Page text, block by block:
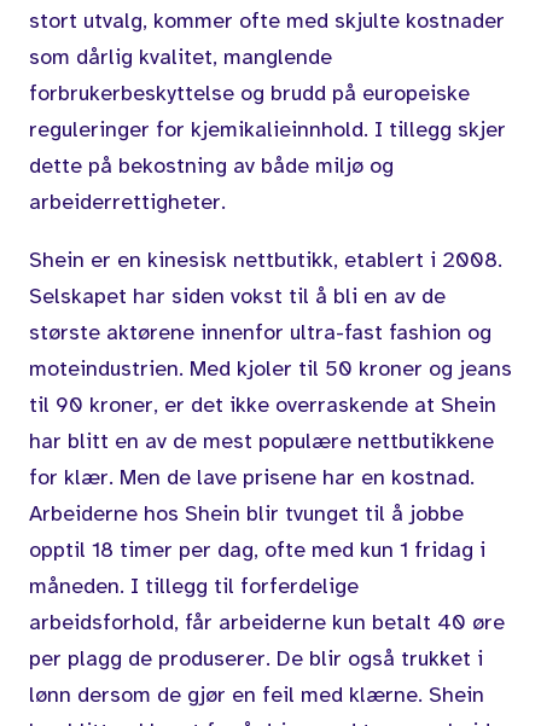
stort utvalg, kommer ofte med skjulte kostnader
som dårlig kvalitet, manglende
forbrukerbeskyttelse og brudd på europeiske
reguleringer for kjemikalieinnhold. I tillegg skjer
dette på bekostning av både miljø og
arbeiderrettigheter.
Shein er en kinesisk nettbutikk, etablert i 2008.
Selskapet har siden vokst til å bli en av de
største aktørene innenfor ultra-fast fashion og
moteindustrien. Med kjoler til 50 kroner og jeans
til 90 kroner, er det ikke overraskende at Shein
har blitt en av de mest populære nettbutikkene
for klær. Men de lave prisene har en kostnad.
Arbeiderne hos Shein blir tvunget til å jobbe
opptil 18 timer per dag, ofte med kun 1 fridag i
måneden. I tillegg til forferdelige
arbeidsforhold, får arbeiderne kun betalt 40 øre
per plagg de produserer. De blir også trukket i
lønn dersom de gjør en feil med klærne. Shein